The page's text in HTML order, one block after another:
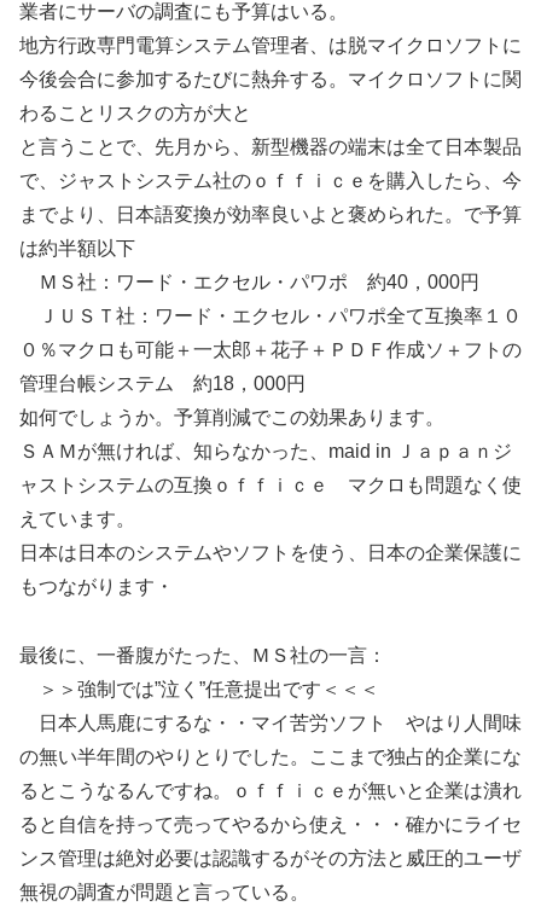
業者にサーバの調査にも予算はいる。
地方行政専門電算システム管理者、は脱マイクロソフトに
今後会合に参加するたびに熱弁する。マイクロソフトに関
わることリスクの方が大と
と言うことで、先月から、新型機器の端末は全て日本製品
で、ジャストシステム社のｏｆｆｉｃｅを購入したら、今
までより、日本語変換が効率良いよと褒められた。で予算
は約半額以下
ＭＳ社：ワード・エクセル・パワポ 約40，000円
ＪＵＳＴ社：ワード・エクセル・パワポ全て互換率１０
０％マクロも可能＋一太郎＋花子＋ＰＤＦ作成ソ＋フトの
管理台帳システム 約18，000円
如何でしょうか。予算削減でこの効果あります。
ＳＡＭが無ければ、知らなかった、maid in Ｊａｐａｎジ
ャストシステムの互換ｏｆｆｉｃｅ マクロも問題なく使
えています。
日本は日本のシステムやソフトを使う、日本の企業保護に
もつながります・
最後に、一番腹がたった、ＭＳ社の一言：
＞＞強制では”泣く”任意提出です＜＜＜
日本人馬鹿にするな・・マイ苦労ソフト やはり人間味
の無い半年間のやりとりでした。ここまで独占的企業にな
るとこうなるんですね。ｏｆｆｉｃｅが無いと企業は潰れ
ると自信を持って売ってやるから使え・・・確かにライセ
ンス管理は絶対必要は認識するがその方法と威圧的ユーザ
無視の調査が問題と言っている。